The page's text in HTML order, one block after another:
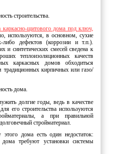
строительства.
каркасно-щитового дома под ключ,
используются, в основном, сухие
либо дефектов (коррозии и т.п.).
и синтетических смесей сведена к
теплоизоляционных качеств
каркасных домов обходиться
традиционных кирпичных или газо/
дома.
долгие годы, ведь в качестве
его строительства используются
а при правильной
стройматериал.
дома есть один недостаток:
дома требуют установки системы